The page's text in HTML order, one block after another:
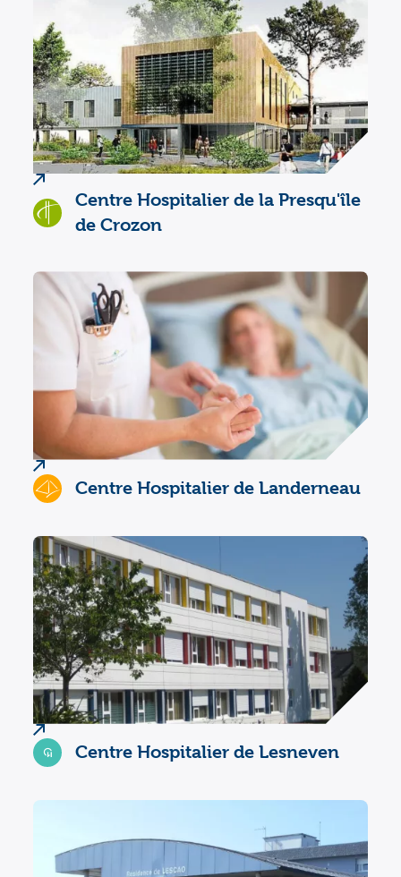
Centre Hospitalier de la Presqu'île
de Crozon
Centre Hospitalier de Landerneau
Centre Hospitalier de Lesneven